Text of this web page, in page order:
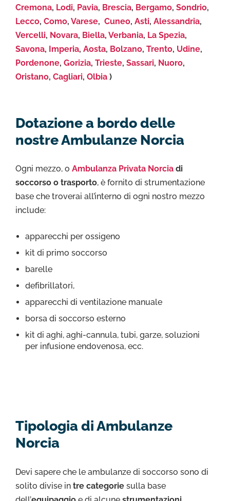
Cremona, Lodi, Pavia, Brescia, Bergamo, Sondrio,
Lecco, Como, Varese, Cuneo, Asti, Alessandria,
Vercelli, Novara, Biella, Verbania, La Spezia,
Savona, Imperia, Aosta, Bolzano, Trento, Udine,
Pordenone, Gorizia, Trieste, Sassari, Nuoro,
Oristano, Cagliari, Olbia )
Dotazione a bordo delle
nostre Ambulanze Norcia
Ogni mezzo, o Ambulanza Privata Norcia di
soccorso o trasporto, è fornito di strumentazione
base che troverai all’interno di ogni nostro mezzo
include:
apparecchi per ossigeno
kit di primo soccorso
barelle
defibrillatori,
apparecchi di ventilazione manuale
borsa di soccorso esterno
kit di aghi, aghi-cannula, tubi, garze, soluzioni
per infusione endovenosa, ecc.
Tipologia di Ambulanze
Norcia
Devi sapere che le ambulanze di soccorso sono di
solito divise in tre categorie sulla base